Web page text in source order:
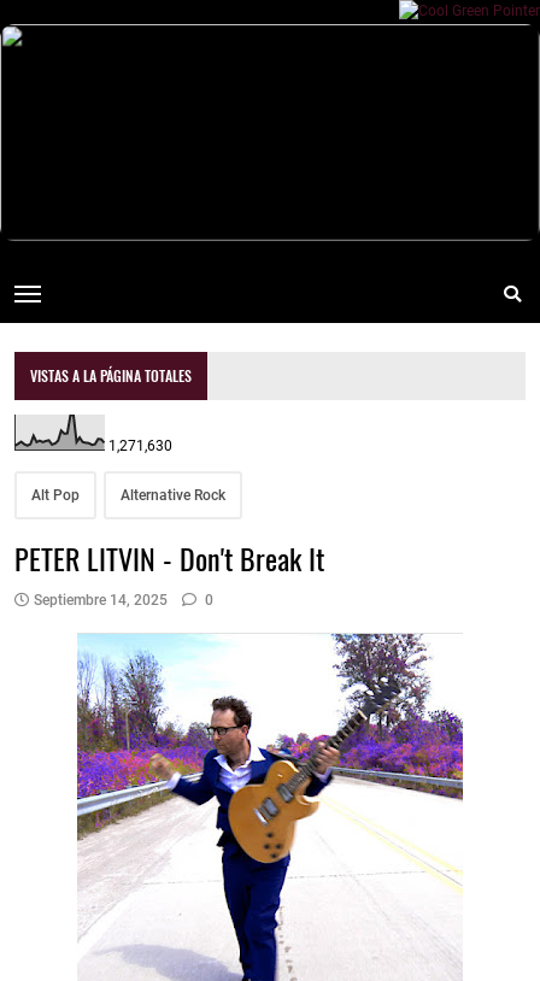
VISTAS A LA PÁGINA TOTALES
1,271,630
Alt Pop Alternative Rock
PETER LITVIN - Don't Break It
Septiembre 14, 2025 0